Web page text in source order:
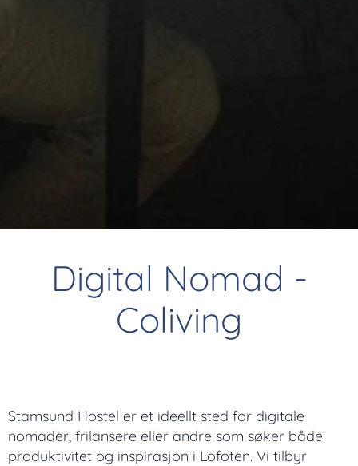
Digital Nomad -
Coliving
Stamsund Hostel er et ideellt sted for digitale
nomader, frilansere eller andre som søker både
produktivitet og inspirasjon i Lofoten. Vi tilbyr